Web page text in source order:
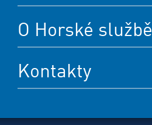
O Horské službě
Kontakty